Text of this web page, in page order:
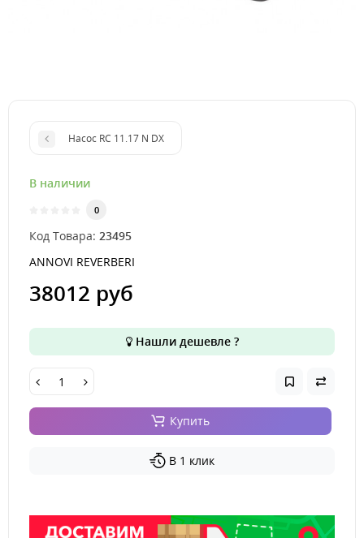
Насос RC 11.17 N DX
В наличии
0
Код Товара: 23495
ANNOVI REVERBERI
38012 руб
Нашли дешевле ?
Купить
В 1 клик